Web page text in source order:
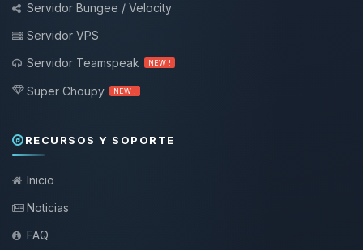
Servidor Bungee / Velocity
Servidor VPS
Servidor Teamspeak
NEW !
Super Choupy NEW !
RECURSOS Y SOPORTE
Inicio
Noticias
FAQ